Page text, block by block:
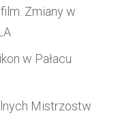
Zmiany w
w Pałacu
Mistrzostw